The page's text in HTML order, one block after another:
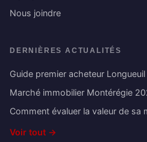
Nous joindre
DERNIÈRES ACTUALITÉS
Guide premier acheteur
Marché immobilier Montérégie
Comment évaluer la valeur de sa
Voir tout →